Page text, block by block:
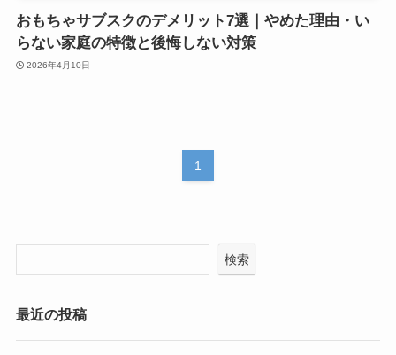
おもちゃサブスクのデメリット7選｜やめた理由・い
らない家庭の特徴と後悔しない対策
2026年4月10日
1
検索
最近の投稿